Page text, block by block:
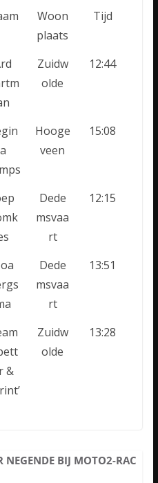
Woon
plaats
Tijd
Zuidw
olde
12:44
a
Hooge
veen
15:08
Dede
msvaa
rt
12:15
Dede
msvaa
rt
13:51
&
Zuidw
olde
13:28
NEGENDE BIJ MOTO2-RAC